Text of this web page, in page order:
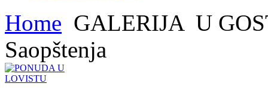
Home GALERIJA U
Saopštenja